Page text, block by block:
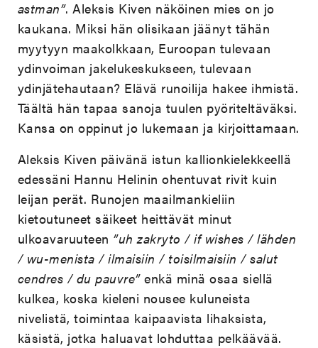
astman”. Aleksis Kiven näköinen mies on jo
kaukana. Miksi hän olisikaan jäänyt tähän
myytyyn maakolkkaan, Euroopan tulevaan
ydinvoiman jakelukeskukseen, tulevaan
ydinjätehautaan? Elävä runoilija hakee ihmistä.
Täältä hän tapaa sanoja tuulen pyöriteltäväksi.
Kansa on oppinut jo lukemaan ja kirjoittamaan.
Aleksis Kiven päivänä istun kallionkielekkeellä
edessäni Hannu Helinin ohentuvat rivit kuin
leijan perät. Runojen maailmankieliin
kietoutuneet säikeet heittävät minut
ulkoavaruuteen ”uh zakryto / if wishes / lähden
/ wu-menista / ilmaisiin / toisilmaisiin / salut
cendres / du pauvre”enkä minä osaa siellä
kulkea, koska kieleni nousee kuluneista
nivelistä, toimintaa kaipaavista lihaksista,
käsistä, jotka haluavat lohduttaa pelkäävää.